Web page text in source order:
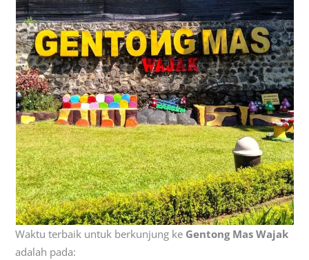
Waktu terbaik untuk berkunjung ke Gentong Mas Wajak
adalah pada: